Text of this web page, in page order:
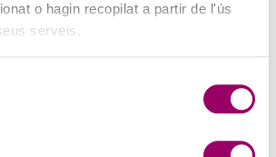
o hagin recopilat a partir de l'ús
serveis.